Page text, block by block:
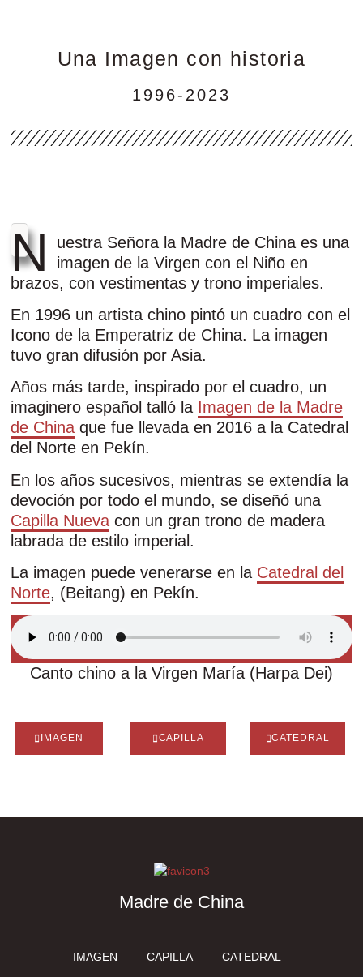
Una Imagen con historia
1996-2023
N
uestra Señora la Madre de China es una
imagen de la Virgen con el Niño en
brazos, con vestimentas y trono imperiales.
En 1996 un artista chino pintó un cuadro con el
Icono de la Emperatriz de China. La imagen
tuvo gran difusión por Asia.
Años más tarde, inspirado por el cuadro, un
imaginero español talló la Imagen de la Madre
de China que fue llevada en 2016 a la Catedral
del Norte en Pekín.
En los años sucesivos, mientras se extendía la
devoción por todo el mundo, se diseñó una
Capilla Nueva con un gran trono de madera
labrada de estilo imperial.
La imagen puede venerarse en la Catedral del
Norte, (Beitang) en Pekín.
Canto chino a la Virgen María (Harpa Dei)
IMAGEN CAPILLA CATEDRAL
Madre de China
IMAGEN CAPILLA CATEDRAL